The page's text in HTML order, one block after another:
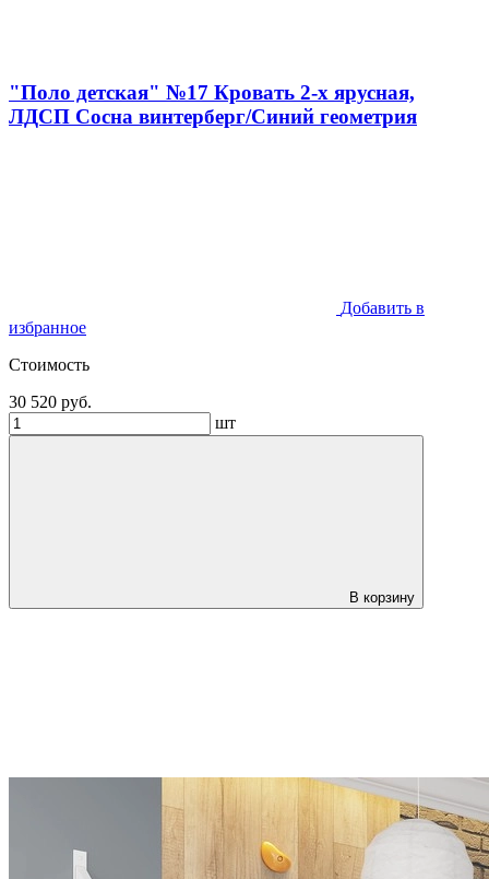
"Поло детская" №17 Кровать 2-х ярусная,
ЛДСП Сосна винтерберг/Синий геометрия
Добавить в
избранное
Стоимость
30 520 руб.
шт
В корзину